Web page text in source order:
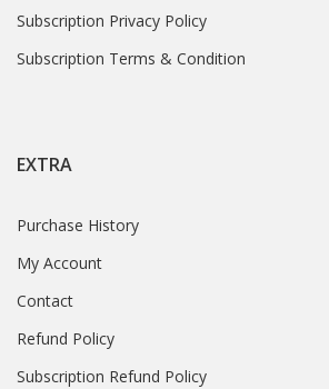
Subscription Privacy Policy
Subscription Terms & Condition
EXTRA
Purchase History
My Account
Contact
Refund Policy
Subscription Refund Policy